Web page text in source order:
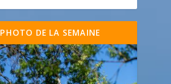
PHOTO DE LA SEMAINE